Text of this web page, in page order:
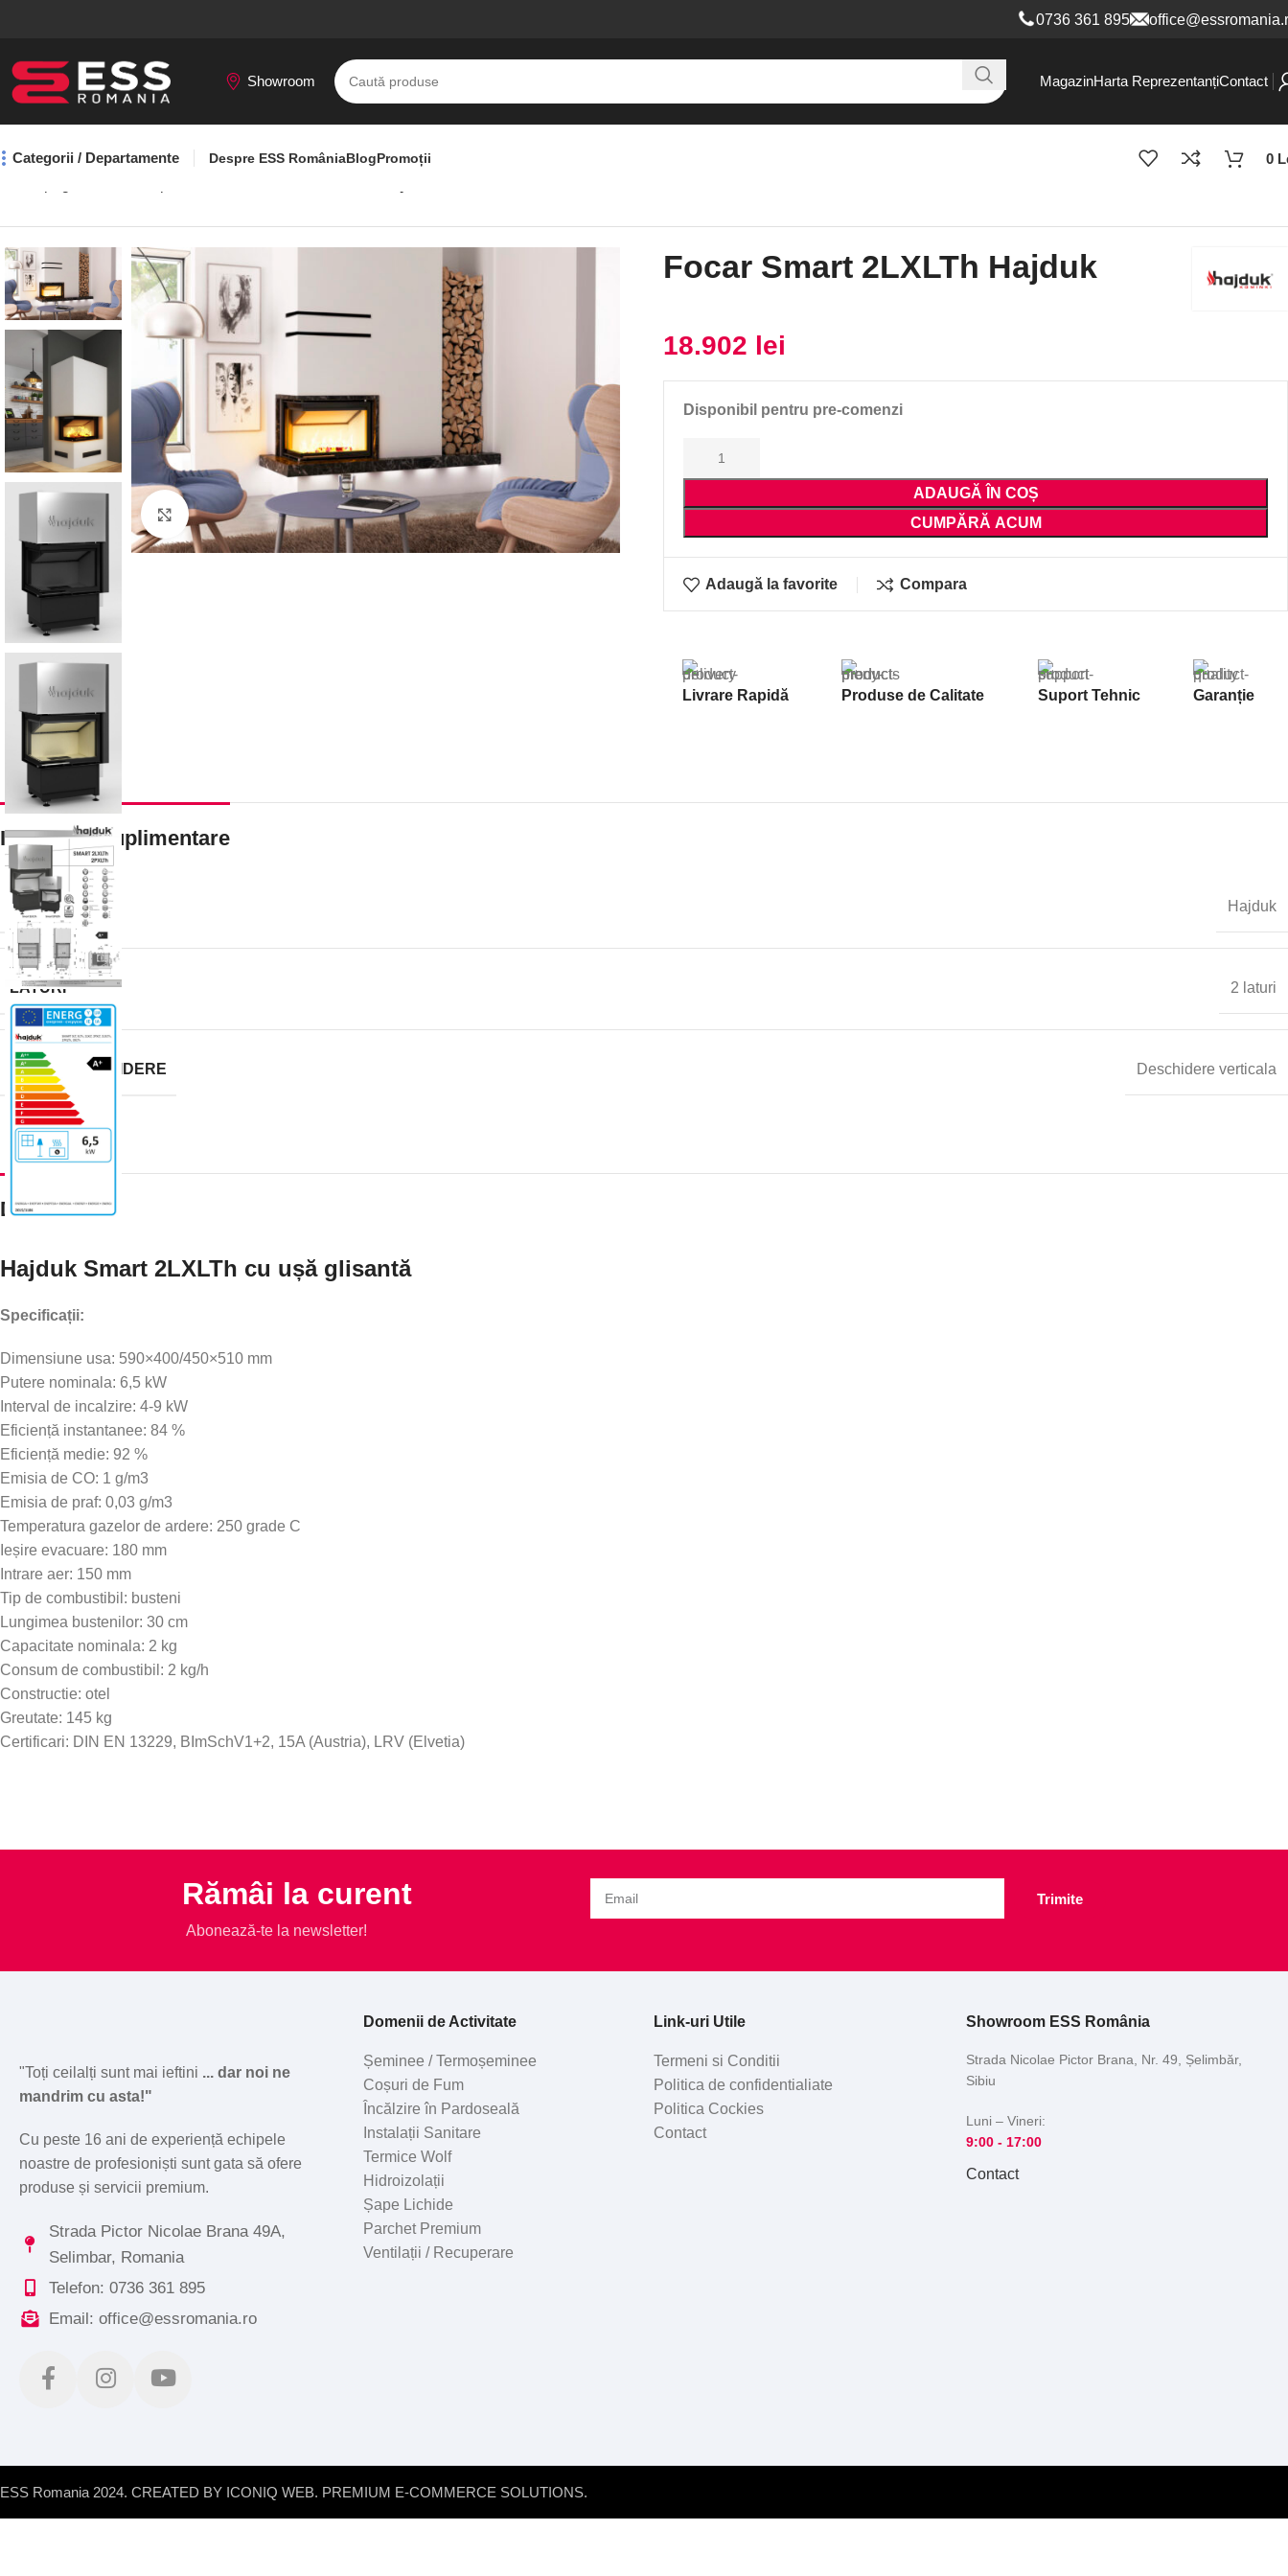
0736 361 895
Showroom MagazinHarta ReprezentanțiContact
Categorii / Departamente Despre ESS RomâniaBlogPromoții 0
Faceți click pentru a mări
Focar Smart 2LXLTh Hajduk
18.902 lei
Disponibil pentru pre-comenzi
ADAUGĂ ÎN COȘ
CUMPĂRĂ ACUM
Adaugă la favorite Compara
Livrare Rapidă Produse de Calitate Suport Tehnic Garanție
Informații suplimentare
BRAND Hajduk
LATURI 2 laturi
TIP DE DESCHIDERE Deschidere verticala
Descriere
Hajduk Smart 2LXLTh cu ușă glisantă
Specificații:
Dimensiune usa: 590×400/450×510 mm
Putere nominala: 6,5 kW
Interval de incalzire: 4-9 kW
Eficiență instantanee: 84 %
Eficiență medie: 92 %
Emisia de CO: 1 g/m3
Emisia de praf: 0,03 g/m3
Temperatura gazelor de ardere: 250 grade C
Ieșire evacuare: 180 mm
Intrare aer: 150 mm
Tip de combustibil: busteni
Lungimea bustenilor: 30 cm
Capacitate nominala: 2 kg
Consum de combustibil: 2 kg/h
Constructie: otel
Greutate: 145 kg
Certificari: DIN EN 13229, BImSchV1+2, 15A (Austria), LRV (Elvetia)
Rămâi la curent
Abonează-te la newsletter!
Trimite
"Toți ceilalți sunt mai ieftini ... dar noi ne
mandrim cu asta!"
Cu peste 16 ani de experiență echipele
noastre de profesioniști sunt gata să ofere
produse și servicii premium.
Strada Pictor Nicolae Brana 49A,
Selimbar, Romania
Telefon: 0736 361 895
Email: office@essromania.ro
Domenii de Activitate
Șeminee / Termoșeminee
Coșuri de Fum
Încălzire în Pardoseală
Instalații Sanitare
Termice Wolf
Hidroizolații
Șape Lichide
Parchet Premium
Ventilații / Recuperare
Link-uri Utile
Termeni si Conditii
Politica de confidentialiate
Politica Cockies
Contact
Showroom ESS România
Strada Nicolae Pictor Brana, Nr. 49, Șelimbăr,
Sibiu
Luni – Vineri:
9:00 - 17:00
Contact
ESS Romania 2024. CREATED BY ICONIQ WEB. PREMIUM E-COMMERCE SOLUTIONS.